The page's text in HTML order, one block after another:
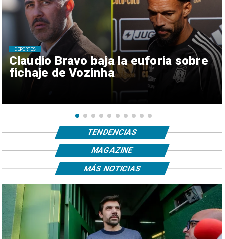
Claudio Bravo baja la euforia sobre
fichaje de Vozinha
DEPORTES
TENDENCIAS
MAGAZINE
MÁS NOTICIAS